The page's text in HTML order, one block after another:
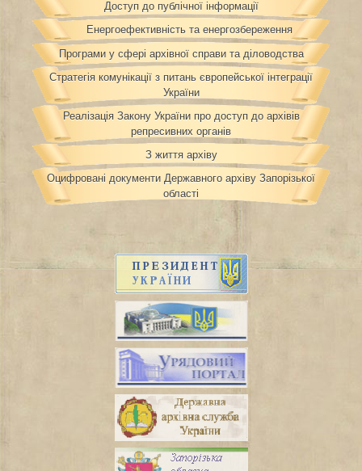
Доступ до публічної інформації
Енергоефективність та енергозбереження
Програми у сфері архівної справи та діловодства
Стратегія комунікації з питань європейської інтеграції
України
Реалізація Закону України про доступ до архівів
репресивних органів
З життя архіву
Оцифровані документи Державного архіву Запорізької
області